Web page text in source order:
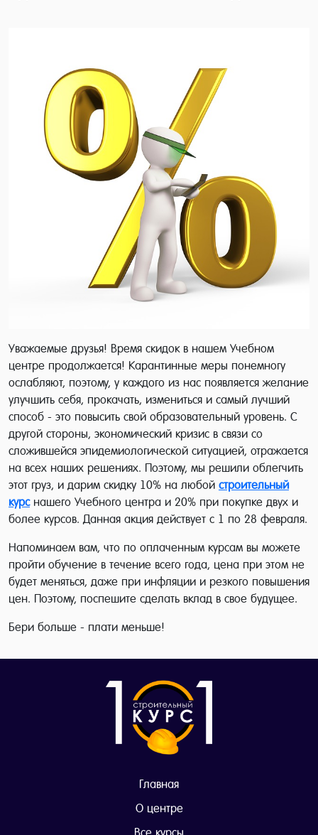
Уважаемые друзья! Время скидок в нашем Учебном
центре продолжается! Карантинные меры понемногу
ослабляют, поэтому, у каждого из нас появляется желание
улучшить себя, прокачать, измениться и самый лучший
способ - это повысить свой образовательный уровень. С
другой стороны, экономический кризис в связи со
сложившейся эпидемиологической ситуацией, отражается
на всех наших решениях. Поэтому, мы решили облегчить
этот груз, и дарим скидку 10% на любой строительный
курснашего Учебного центра и 20% при покупке двух и
более курсов. Данная акция действует с 1 по 28 февраля.
Напоминаем вам, что по оплаченным курсам вы можете
пройти обучение в течение всего года, цена при этом не
будет меняться, даже при инфляции и резкого повышения
цен. Поэтому, поспешите сделать вклад в свое будущее.
Бери больше - плати меньше!
Главная
О центре